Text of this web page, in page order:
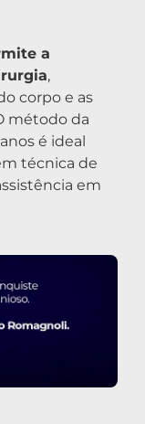
a
,
corpo e as
método da
é ideal
técnica de
em